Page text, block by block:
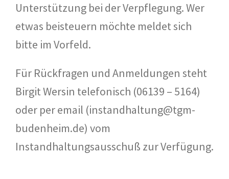
Unterstützung bei der Verpflegung. Wer
etwas beisteuern möchte meldet sich
bitte im Vorfeld.
Für Rückfragen und Anmeldungen steht
Birgit Wersin telefonisch (06139 – 5164)
oder per email (instandhaltung@tgm-
budenheim.de) vom
Instandhaltungsausschuß zur Verfügung.